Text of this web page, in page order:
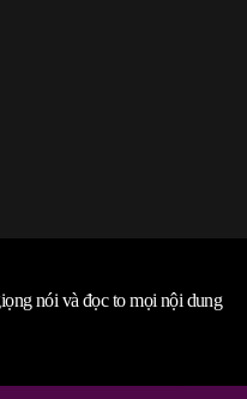
nói và đọc to mọi nội dung